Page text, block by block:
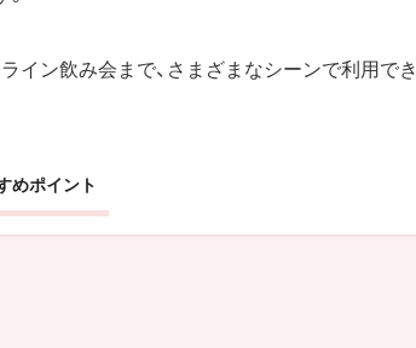
イン飲み会まで、さまざまなシーンで利用でき
めポイント